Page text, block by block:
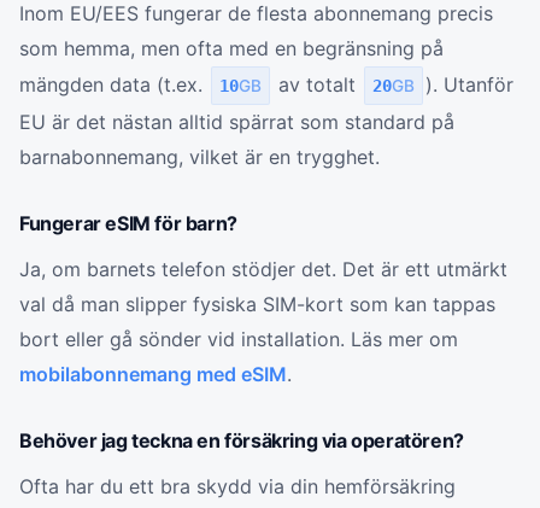
Inom EU/EES fungerar de flesta abonnemang precis
som hemma, men ofta med en begränsning på
mängden data (t.ex.
10GB av totalt 20GB
). Utanför
EU är det nästan alltid spärrat som standard på
barnabonnemang, vilket är en trygghet.
Fungerar eSIM för barn?
Ja, om barnets telefon stödjer det. Det är ett utmärkt
val då man slipper fysiska SIM-kort som kan tappas
bort eller gå sönder vid installation. Läs mer om
mobilabonnemang med eSIM.
Behöver jag teckna en försäkring via operatören?
Ofta har du ett bra skydd via din hemförsäkring